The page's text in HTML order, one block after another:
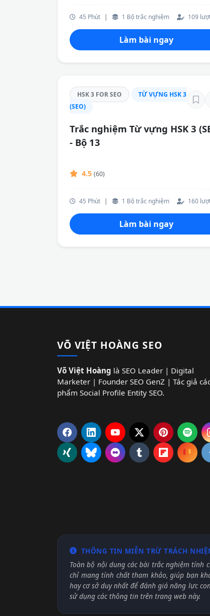
45 Phút | 1 Bộ trắc nghiệm 109
Làm bài ngay
HSK 3 FOR SEO
TỪ VỰNG HSK 3
(SEO)
Trắc nghiệm Từ vựng HSK 3
- Bộ 13
4.5 (60)
45 Phút | 1 Bộ trắc nghiệm 160
Làm bài ngay
VÕ VIỆT HOÀNG SEO
Võ Việt Hoàng là SEO Leader | Digital
Marketer | Founder SEO GenZ | Tác giả
phẩm Social Profile Entity SEO.
THÔNG TIN MIỄN TRỪ TRÁCH
Toàn bộ nội dung các bài trắc nghiệm tính
chỉ mang tính chất tham khảo, giúp bạn
hay cơ sở duy nhất để đánh giá năng lực
sử dụng các thông tin trên trang web này.